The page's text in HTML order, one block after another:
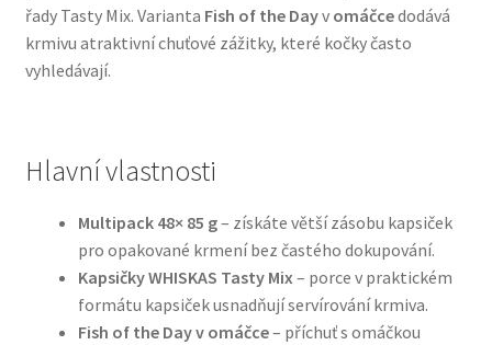
Happy Dog — Německá kvalita a přirozené složení
Konzervy a kapsičky pro psy
N&D Farmina pro psy — Italské holistic krmivo
Oblečky pro psy
řady Tasty Mix. Varianta Fish of the Dayv omáčcedodává
krmivu atraktivní chuťové zážitky, které kočky často
vyhledávají.
Hlavní vlastnosti
Multipack 48× 85 g– získáte větší zásobu kapsiček
pro opakované krmení bez častého dokupování.
Kapsičky WHISKAS Tasty Mix– porce v praktickém
formátu kapsiček usnadňují servírování krmiva.
Fish of the Day v omáčce– příchuť s omáčkou